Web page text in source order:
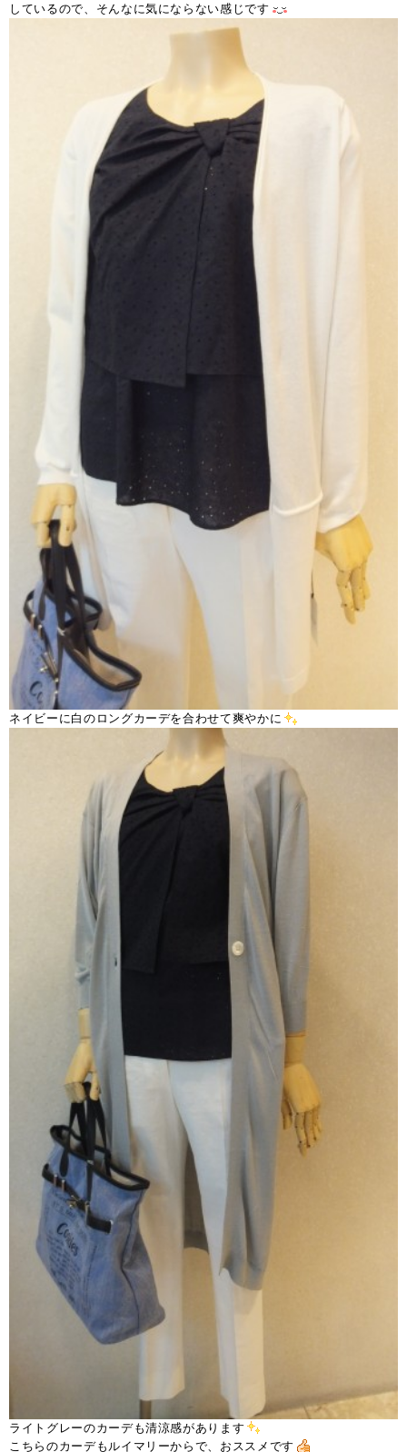
しているので、そんなに気にならない感じです
ネイビーに白のロングカーデを合わせて爽やかに
ライトグレーのカーデも清涼感があります
こちらのカーデもルイマリーからで、おススメです